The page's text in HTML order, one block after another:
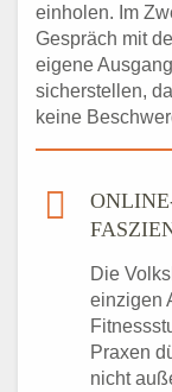
einholen. Im
Gespräch mit
eigene
sicherstellen,
keine
Die
einzigen
Praxen
nicht